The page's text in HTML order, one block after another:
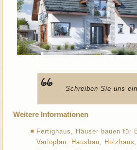
Schreiben Sie uns
Weitere Informationen
Fertighaus, Häuser bauen für
Varioplan: Hausbau,